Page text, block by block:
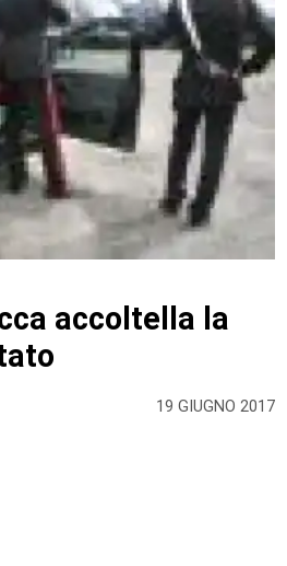
19 GIUGNO 2017
accoltella la